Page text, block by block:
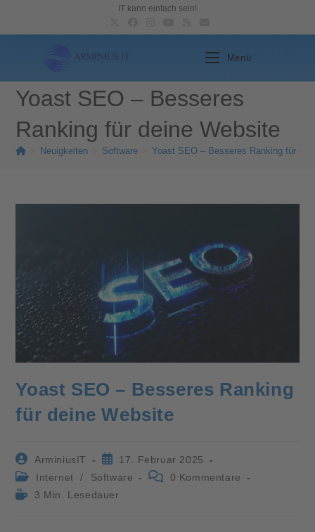
IT kann einfach sein!
Menü
Yoast SEO – Besseres
Ranking für deine Website
Neuigkeiten Software Yoast SEO – Besseres Ranking für
Yoast SEO – Besseres Ranking
für deine Website
ArminiusIT
17. Februar 2025
Internet
/ Software
0 Kommentare
3 Min. Lesedauer